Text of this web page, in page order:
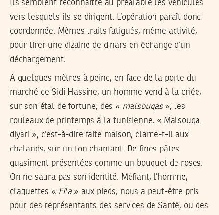
Ils semblent reconnaitre au préalable les véhicules
vers lesquels ils se dirigent. L’opération paraît donc
coordonnée. Mêmes traits fatigués, même activité,
pour tirer une dizaine de dinars en échange d’un
déchargement.
A quelques mètres à peine, en face de la porte du
marché de Sidi Hassine, un homme vend à la criée,
sur son étal de fortune, des « malsouqas», les
rouleaux de printemps à la tunisienne. « Malsouqa
diyari », c’est-à-dire faite maison, clame-t-il aux
chalands, sur un ton chantant. De fines pâtes
quasiment présentées comme un bouquet de roses.
On ne saura pas son identité. Méfiant, l’homme,
claquettes « Fila » aux pieds, nous a peut-être pris
pour des représentants des services de Santé, ou des